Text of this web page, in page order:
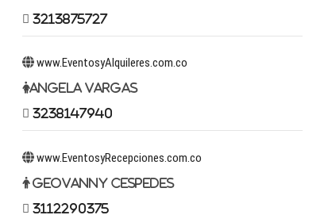
3213875727
www.EventosyAlquileres.com.co
Angela Vargas
3238147940
www.EventosyRecepciones.com.co
Geovanny Cespedes
3112290375